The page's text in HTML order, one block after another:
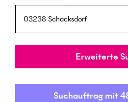
Umkreis
Erweiterte
Suchauftrag mit